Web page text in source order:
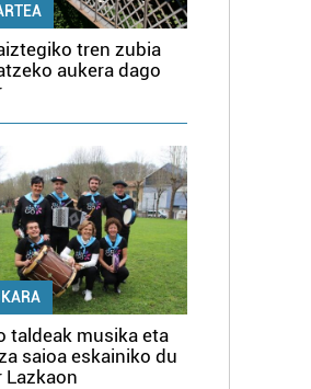
tren zubia
aukera dago
taldeak musika eta
saioa eskainiko du
Lazkaon